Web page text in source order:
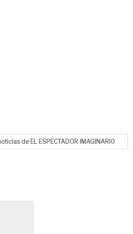
de EL ESPECTADOR IMAGINARIO